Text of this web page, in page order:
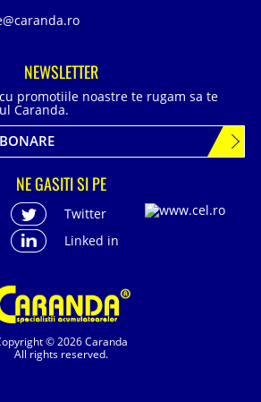
© 2026 Caranda
All rights reserved.
NEWSLETTER
promotiile noastre te rugam sa te
Caranda.
NE GASITI SI PE
Twitter
Linked in